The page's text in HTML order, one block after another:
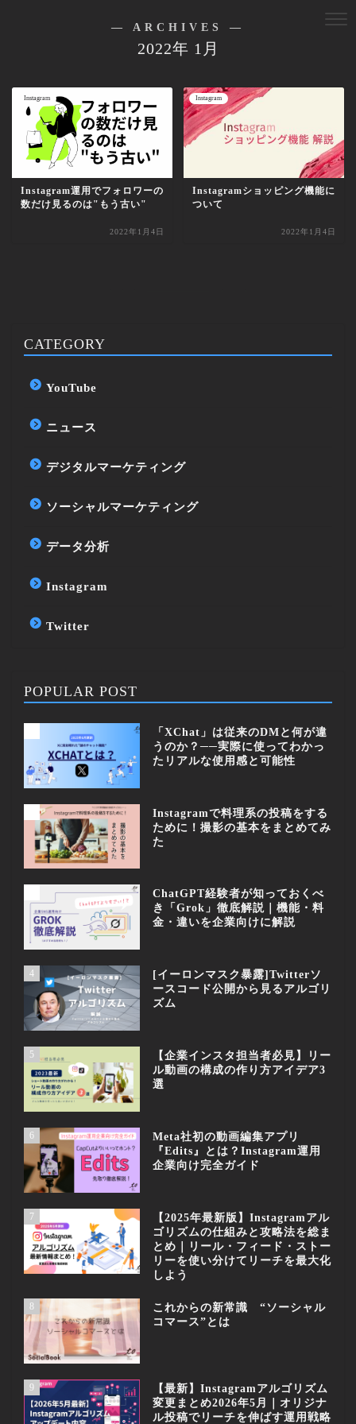
― ARCHIVES ―
2022年 1月
Instagram
Instagram運用でフォロワーの
数だけ見るのは"もう古い"
2022年1月4日
Instagram
Instagramショッピング機能に
ついて
2022年1月4日
CATEGORY
YouTube
ニュース
デジタルマーケティング
ソーシャルマーケティング
データ分析
Instagram
Twitter
POPULAR POST
「XChat」は従来のDMと何が違
うのか？──実際に使ってわかっ
たリアルな使用感と可能性
Instagramで料理系の投稿をする
ために！撮影の基本をまとめてみ
た
ChatGPT経験者が知っておくべ
き「Grok」徹底解説｜機能・料
金・違いを企業向けに解説
4
[イーロンマスク暴露]Twitterソ
ースコード公開から見るアルゴリ
ズム
5
【企業インスタ担当者必見】リー
ル動画の構成の作り方アイデア3
選
6
Meta社初の動画編集アプリ
『Edits』とは？Instagram運用
企業向け完全ガイド
7
【2025年最新版】Instagramアル
ゴリズムの仕組みと攻略法を総ま
とめ｜リール・フィード・ストー
リーを使い分けてリーチを最大化
しよう
8
これからの新常識 “ソーシャル
コマース”とは
9
【最新】Instagramアルゴリズム
変更まとめ2026年5月｜オリジナ
ル投稿でリーチを伸ばす運用戦略